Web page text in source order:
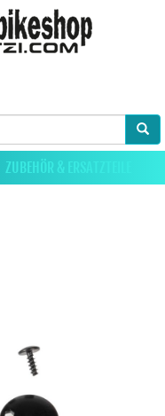
ZUBEHÖR & ERSATZTEILE